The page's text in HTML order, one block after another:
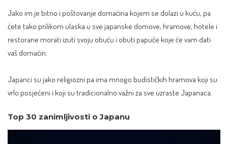
Jako im je bitno i poštovanje domaćina kojem se dolazi u kuću, pa
ćete tako prilikom ulaska u sve japanske domove, hramove, hotele i
restorane morati izuti svoju obuću i obuti papuče koje će vam dati
vaš domaćin.
Japanci su jako religiozni pa ima mnogo budističkih hramova koji su
vrlo posjećeni i koji su tradicionalno važni za sve uzraste Japanaca.
Top 30 zanimljivosti o Japanu